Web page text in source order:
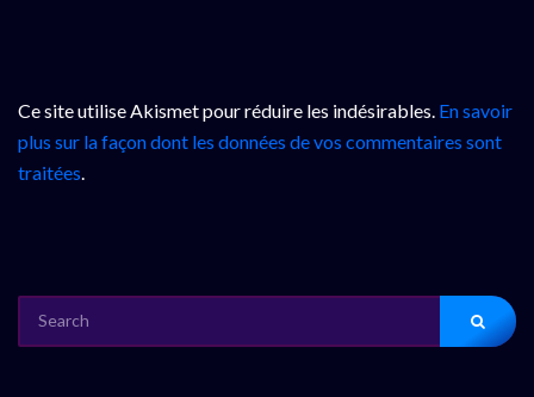
Ce site utilise Akismet pour réduire les indésirables. En savoir
plus sur la façon dont les données de vos commentaires sont
traitées.
FOR: